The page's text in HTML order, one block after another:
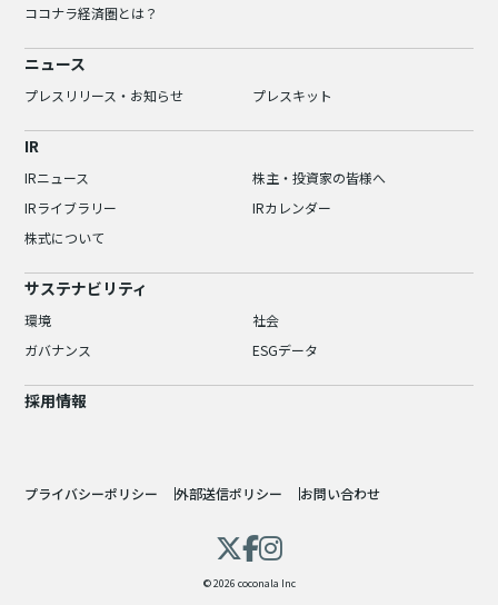
ココナラ経済圏とは？
ニュース
プレスリリース・お知らせ プレスキット
IR
IRニュース
株主・投資家の皆様へ
IRライブラリー
IRカレンダー
株式について
サステナビリティ
環境
社会
ガバナンス
ESGデータ
採用情報
プライバシーポリシー 外部送信ポリシー お問い合わせ
© 2026 coconala Inc